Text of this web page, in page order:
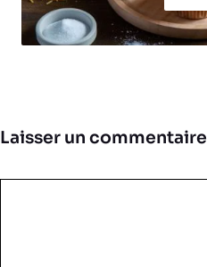
Laisser un commentaire